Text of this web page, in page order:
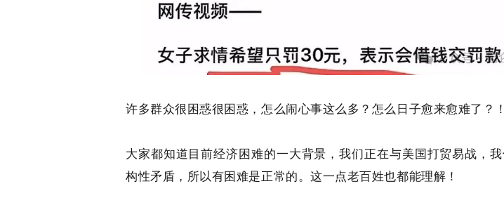
许多群众很困惑很困惑，怎么闹心事这么多？怎么日子愈来愈难了？！
大家都知道目前经济困难的一大背景，我们正在与美国打贸易战，
构性矛盾，所以有困难是正常的。这一点老百姓也都能理解！